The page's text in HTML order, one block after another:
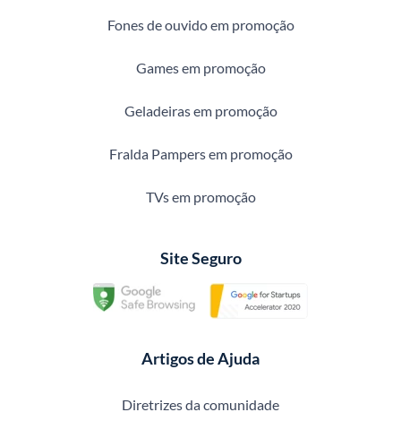
Fones de ouvido em promoção
Games em promoção
Geladeiras em promoção
Fralda Pampers em promoção
TVs em promoção
Site Seguro
Artigos de Ajuda
Diretrizes da comunidade